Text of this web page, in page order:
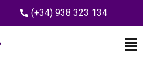
(+34) 938 323 134